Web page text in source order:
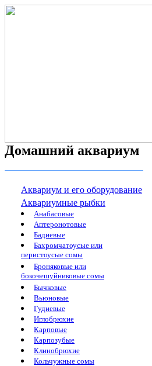
Домашний аквариум
Аквариум и его оборудование
Аквариумные рыбки
Анабасовые
Аптеронотовые
Бадиевые
Бахромчатоусые или
перистоусые сомы
Броняковые или
бокочешуйниковые сомы
Бычковые
Вьюновые
Гудиевые
Иглобрюхие
Карповые
Карпозубые
Клинобрюхие
Кольчужные сомы